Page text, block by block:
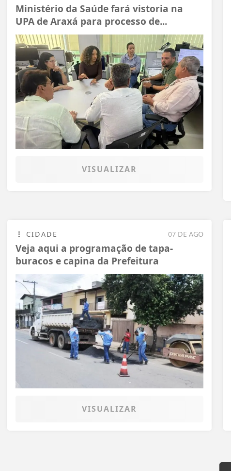
Ministério da Saúde fará vistoria na
UPA de Araxá para processo de...
VISUALIZAR
07 DE AGO
CIDADE
Veja aqui a programação de tapa-
buracos e capina da Prefeitura
VISUALIZAR